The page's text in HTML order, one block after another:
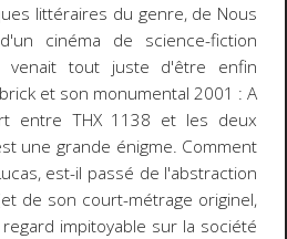
littéraires du genre, de Nous
cinéma de science-fiction
venait tout juste d'être enfin
et son monumental2001 : A
entre THX 1138 et les deux
une grande énigme. Comment
est-il passé de l'abstraction
de son court-métrage originel,
impitoyable sur la société